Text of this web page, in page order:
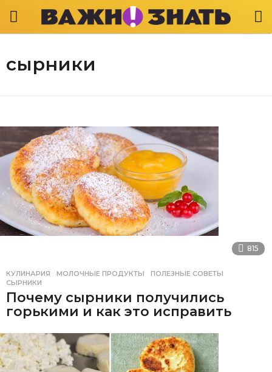
сырники
815
КУЛИНАРИЯ МОЛОЧНЫЕ ПРОДУКТЫ ,ПОЛЕЗНЫЕ СОВЕТЫ
СЫРНИКИ
Почему сырники получились
горькими и как это исправить